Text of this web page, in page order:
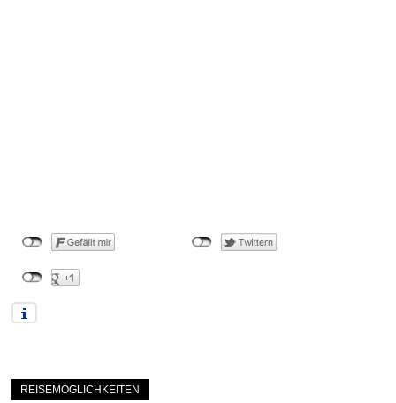
REISEMÖGLICHKEITEN